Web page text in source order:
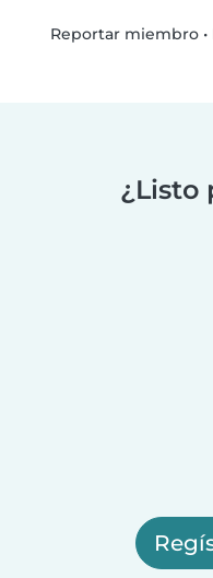
Reportar miembro•
¿Listo